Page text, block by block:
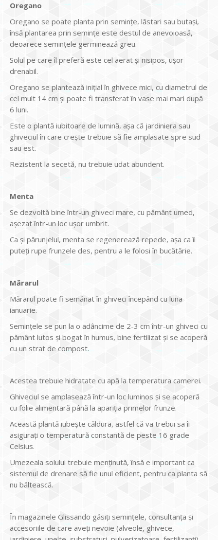
Oregano
Oregano se poate planta prin seminţe, lăstari sau butaşi,
însă plantarea prin seminţe este destul de anevoioasă,
deoarece seminţele germinează greu.
Solul pe care îl preferă este cel aerat şi nisipos, uşor
drenabil.
Oregano se plantează iniţial în ghivece mici, cu diametrul de
cel mult 14 cm şi poate fi transferat în vase mai mari după
6 luni.
Este o plantă iubitoare de lumină, aşa că jardiniera sau
ghiveciul în care creşte trebuie să fie amplasate spre sud
sau est.
Rezistent la secetă, nu trebuie udat abundent.
Menta
Se dezvoltă bine într-un ghiveci mare, cu pământ umed,
aşezat într-un loc uşor umbrit.
Ca şi părunjelul, menta se regenerează repede, aşa ca îi
puteţi rupe frunzele des, pentru a le folosi în bucătărie.
Mărarul
Mărarul poate fi semănat în ghiveci începând cu luna
ianuarie.
Seminţele se pun la o adâncime de 2-3 cm într-un ghiveci cu
pământ lutos şi bogat în humus, bine fertilizat şi se acoperă
cu un strat de compost.
Acestea trebuie hidratate cu apă la temperatura camerei.
Ghiveciul se amplasează într-un loc luminos şi se acoperă
cu folie alimentară până la apariţia primelor frunze.
Această plantă iubeşte căldura, astfel că va trebui sa îi
asiguraţi o temperatură constantă de peste 16 grade
Celsius.
Umezeala solului trebuie menținută, însă e important ca
sistemul de drenare să fie unul eficient, pentru ca planta să
nu băltească.
În magazinele Glissando găsiți semințele, consultanța și
accesoriile de care aveți nevoie (alveole, ghivece,